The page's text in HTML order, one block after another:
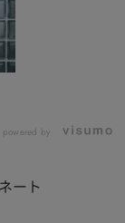
powered by
ート